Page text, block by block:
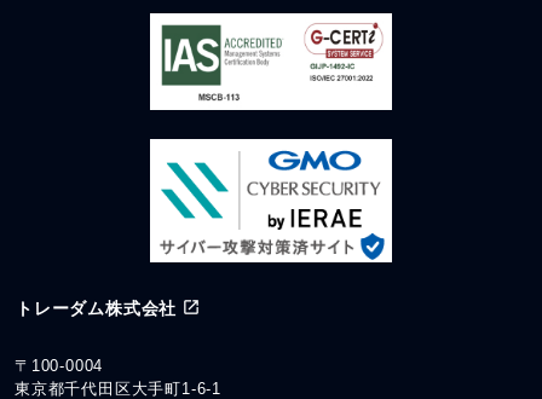
トレーダム株式会社
〒100-0004
東京都千代田区大手町1-6-1